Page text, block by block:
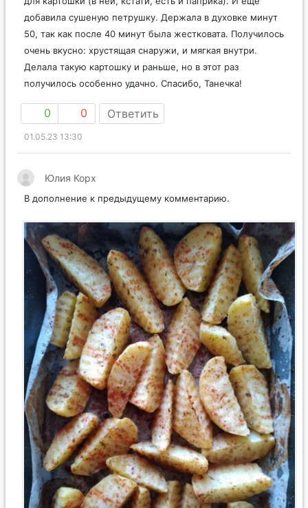
добавила сушеную петрушку. Держала в духовке минут
50, так как после 40 минут была жестковата. Получилось
очень вкусно: хрустящая снаружи, и мягкая внутри.
Делала такую картошку и раньше, но в этот раз
получилось особенно удачно. Спасибо, Танечка!
0 0 Ответить
01.05.23 13:30
Юлия Корх
В дополнение к предыдущему комментарию.